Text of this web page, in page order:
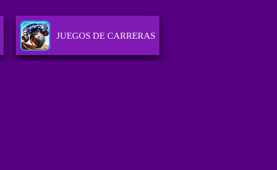
JUEGOS DE CARRERAS